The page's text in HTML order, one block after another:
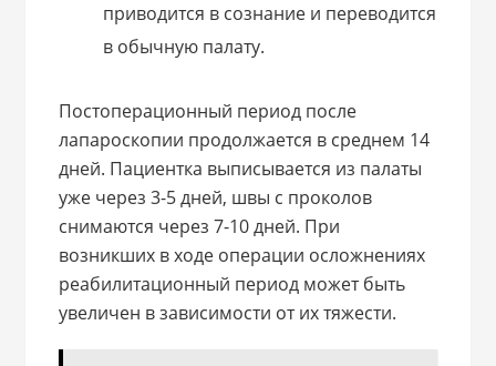
приводится в сознание и переводится
в обычную палату.
Постоперационный период после
лапароскопии продолжается в среднем 14
дней. Пациентка выписывается из палаты
уже через 3-5 дней, швы с проколов
снимаются через 7-10 дней. При
возникших в ходе операции осложнениях
реабилитационный период может быть
увеличен в зависимости от их тяжести.